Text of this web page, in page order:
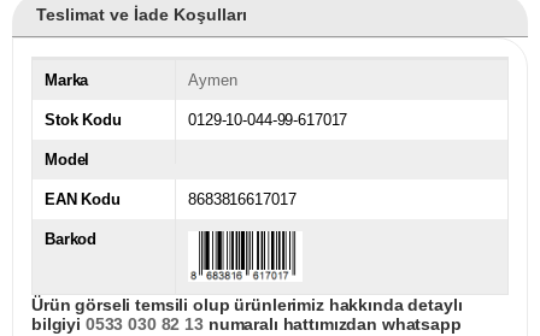
Teslimat ve İade Koşulları
Marka Aymen
Stok Kodu 0129-10-044-99-617017
Model
EAN Kodu 8683816617017
Barkod
Ürün görseli temsili olup ürünlerimiz hakkında detaylı
bilgiyi 0533 030 82 13numaralı hattımızdan whatsapp